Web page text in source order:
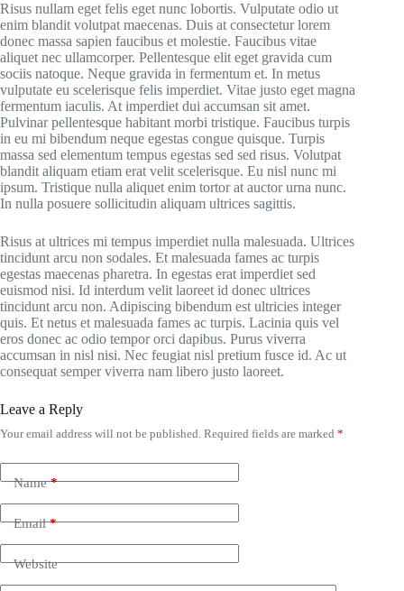
Risus nullam eget felis eget nunc lobortis. Vulputate odio ut
enim blandit volutpat maecenas. Duis at consectetur lorem
donec massa sapien faucibus et molestie. Faucibus vitae
aliquet nec ullamcorper. Pellentesque elit eget gravida cum
sociis natoque. Neque gravida in fermentum et. In metus
vulputate eu scelerisque felis imperdiet. Vitae justo eget magna
fermentum iaculis. At imperdiet dui accumsan sit amet.
Pulvinar pellentesque habitant morbi tristique. Faucibus turpis
in eu mi bibendum neque egestas congue quisque. Turpis
massa sed elementum tempus egestas sed sed risus. Volutpat
blandit aliquam etiam erat velit scelerisque. Eu nisl nunc mi
ipsum. Tristique nulla aliquet enim tortor at auctor urna nunc.
In nulla posuere sollicitudin aliquam ultrices sagittis.
Risus at ultrices mi tempus imperdiet nulla malesuada. Ultrices
tincidunt arcu non sodales. Et malesuada fames ac turpis
egestas maecenas pharetra. In egestas erat imperdiet sed
euismod nisi. Id interdum velit laoreet id donec ultrices
tincidunt arcu non. Adipiscing bibendum est ultricies integer
quis. Et netus et malesuada fames ac turpis. Lacinia quis vel
eros donec ac odio tempor orci dapibus. Purus viverra
accumsan in nisl nisi. Nec feugiat nisl pretium fusce id. Ac ut
consequat semper viverra nam libero justo laoreet.
Leave a Reply
Your email address will not be published. Required fields are marked *
Name*
Email*
Website